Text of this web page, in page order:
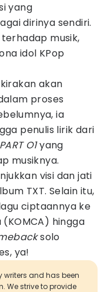
yang
dirinya sendiri.
musik,
idol KPop
akan
proses
ia
penulis lirik dari
O1yang
musiknya.
visi dan jati
TXT. Selain itu,
ciptaannya ke
(KOMCA) hingga
solo
ya!
writers and has been
We strive to provide